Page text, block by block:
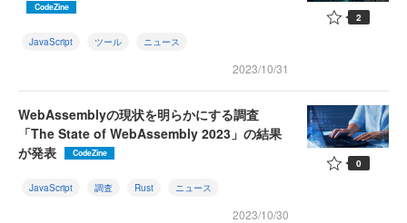
CodeZine
JavaScript ツール ニュース
2023/10/31
2
WebAssemblyの現状を明らかにする調査
「The State of WebAssembly 2023」の結果
が発表
CodeZine
JavaScript 調査 Rust ニュース
2023/10/30
0